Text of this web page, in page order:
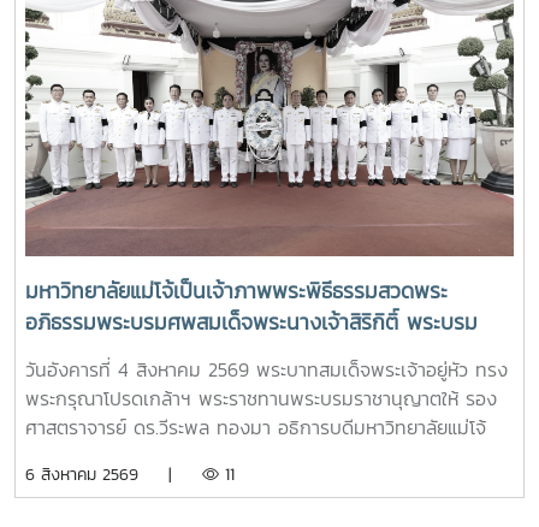
AI และนวัตกรรมจากภาคเอกชน รวมถึงกิจกรรม Forum-to-
Action เพื่อร่วมกำหนดข้อเสนอเชิงนโยบายและแผนปฏิบัติการใน
การขับเคลื่อนมหาวิทยาลัยไทยในอนาคตการเข้าร่วมประชุมในครั้ง
นี้มหาวิทยาลัยแม่โจ้ติดตามทิศทางการเปลี่ยนแปลงของการ
อุดมศึกษาไทย พร้อมแลกเปลี่ยนองค์ความรู้และสร้างความร่วม
มือกับเครือข่ายสถาบันอุดมศึกษาทั่วประเทศ เพื่อร่วมกันพัฒนา
มหาวิทยาลัยไทยให้ก้าวทันการเปลี่ยนแปลงของโลกยุคดิจิทัล และ
ยกระดับศักยภาพด้านการศึกษา วิจัย และนวัตกรรมอย่างยั่งยืน
สถาปัตยกรรมศาสตร์และการออกแบบสิ่งแวดล้อมทั้งนี้ได้รับ
เกียรติจาก รองศาสตราจารย์ ดร.เกรียงศักดิ์ ศรีเงินยวง รอง
อธิการบดี เป็นประธานในพิธี และกล่าวรายงานความเป็นมาและ
ความสำคัญของพิธีครอบครูกิ๋นอ้อ โดย อาจารย์ ดร.โชคอนันต์
วาณิชย์เลิศธนาสาร คณบดีคณะสถาปัตยกรรมฯ และทำพิธีครอบ
ครูกิ๋นอ้อแบบล้านนา รวมทั้งได้มอบเหรียญรางวัลเรียนดี เกียรติ
บัตรแก่นักศึกษาที่สร้างชื่อเสียงแก่คณะและมหาวิทยาลัย
มหาวิทยาลัยแม่โจ้เป็นเจ้าภาพพระพิธีธรรมสวดพระ
อภิธรรมพระบรมศพสมเด็จพระนางเจ้าสิริกิติ์ พระบรม
ราชินีนาถ พระบรมราชชนนีพันปีหลวง พร้อมเข้ากราบ
ถวายบังคมพระศพ สมเด็จพระเจ้าลูกเธอ เจ้าฟ้าพัชรกิติยา
ภา นเรนทิราเทพยวดี กรมหลวงราชสาริณีสิริพัชร มหา
วันอังคารที่ 4 สิงหาคม 2569 พระบาทสมเด็จพระเจ้าอยู่หัว ทรง
พระกรุณาโปรดเกล้าฯ พระราชทานพระบรมราชานุญาตให้ รอง
ศาสตราจารย์ ดร.วีระพล ทองมา อธิการบดีมหาวิทยาลัยแม่โจ้
บุคลากร รวมจำนวน 25 คน เป็นเจ้าภาพพระพิธีธรรมสวดพระ
6 สิงหาคม 2569 | 11